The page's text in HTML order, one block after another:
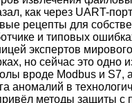
как через UART-
рецепты для
и типовых
экспертов
но сейчас это одно
вроде Modbus и S7,
в
методы защиты